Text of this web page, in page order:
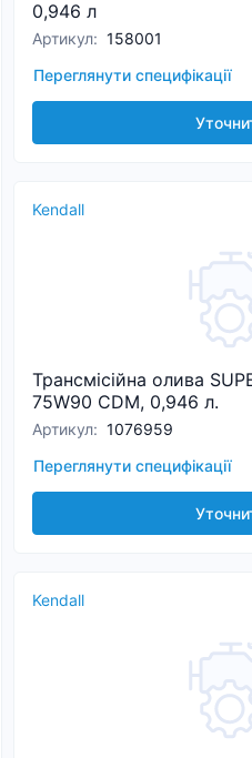
0,946 л
Артикул: 158001
Переглянути специфікації
Kendall
Трансмісійна олива
75W90 CDM, 0,946 л.
Артикул: 1076959
Переглянути специфікації
Kendall